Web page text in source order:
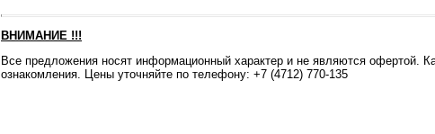
ВНИМАНИЕ !!!
Все предложения носят информационный характер и не являются офертой.
ознакомления. Цены уточняйте по телефону: +7 (4712) 770-135